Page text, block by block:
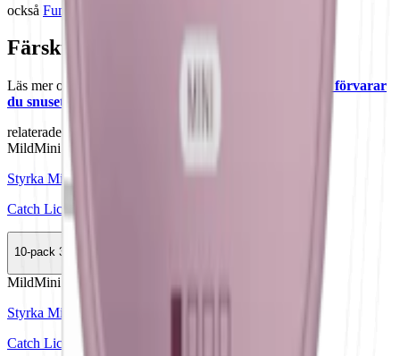
också Fumi snus
Färskt vitt snus
Läs mer om hur du förvarar On! Licorice 3 mg Mini:
"Så förvarar
du snuset rätt"
relaterade produkter
MildMini
Styrka Mild · Mini
Catch Licorice Original Mini
10-pack 389,50 kr
MildMini
Styrka Mild · Mini
Catch Licorice White Mini